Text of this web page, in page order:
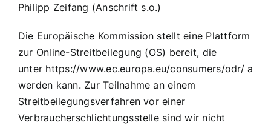
Philipp Zeifang (Anschrift s.o.)
Die Europäische Kommission stellt eine Plattform
zur Online-Streitbeilegung (OS) bereit, die
unter https://www.ec.europa.eu/consumers/odr/
werden kann. Zur Teilnahme an einem
Streitbeilegungsverfahren vor einer
Verbraucherschlichtungsstelle sind wir nicht